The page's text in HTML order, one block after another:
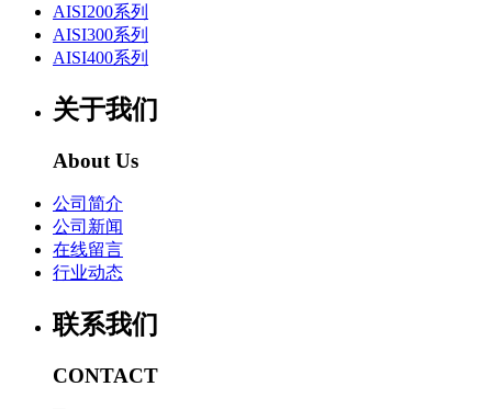
AISI200系列
AISI300系列
AISI400系列
关于我们
About Us
公司简介
公司新闻
在线留言
行业动态
联系我们
CONTACT